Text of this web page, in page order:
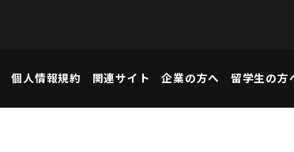
個人情報規約 関連サイト 企業の方へ 留学生の方